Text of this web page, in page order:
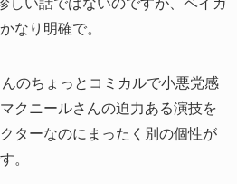
しい話ではないのですが、ベイガ
なり明確で。
のちょっとコミカルで小悪党感
クニールさんの迫力ある演技を
ターなのにまったく別の個性が
。